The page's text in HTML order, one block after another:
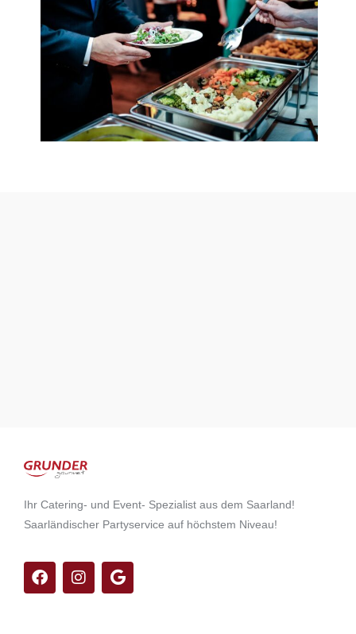
Ihr Catering- und Event- Spezialist aus dem Saarland!
Saarländischer Partyservice auf höchstem Niveau!
F
a
I
n
G
o